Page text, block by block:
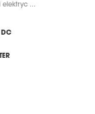
elektryc ...
DC